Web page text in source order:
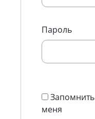
Пароль
Запомнить
меня